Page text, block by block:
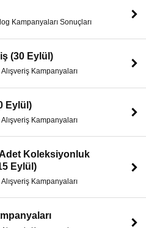
Kampanyaları Sonuçları
(30 Eylül)
Kampanyaları
Eylül)
Kampanyaları
Koleksiyonluk
Eylül)
Kampanyaları